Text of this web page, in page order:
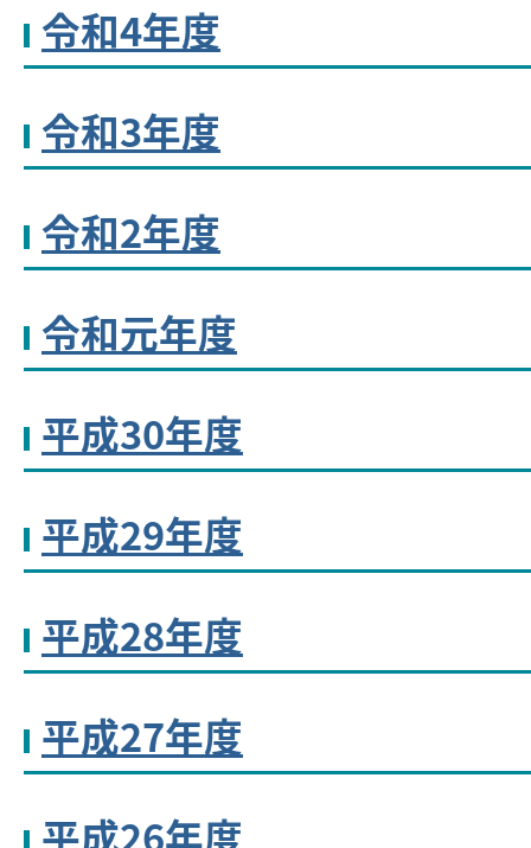
令和4年度
令和3年度
令和2年度
令和元年度
平成30年度
平成29年度
平成28年度
平成27年度
平成26年度